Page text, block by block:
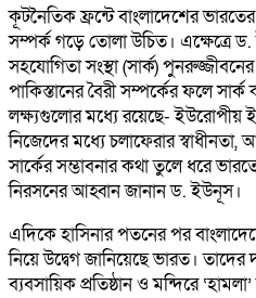
কূটনৈতিক ফ্রন্টে বাংলাদেশের
সম্পর্ক গড়ে তোলা উচিত। এক্ষেত্রে
সহযোগিতা সংস্থা (সার্ক)
পাকিস্তানের বৈরী সম্পর্কের ফলে সার্ক
লক্ষ্যগুলোর মধ্যে রয়েছে-
নিজেদের মধ্যে চলাফেরার স্বাধীনতা,
সার্কের সম্ভাবনার কথা তুলে ধরে
নিরসনের আহ্বান জানান ড. ইউনূস।
এদিকে হাসিনার পতনের পর
নিয়ে উদ্বেগ জানিয়েছে ভারত। তাদের
ব্যবসায়িক প্রতিষ্ঠান ও মন্দিরে